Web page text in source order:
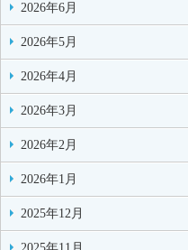
2026年6月
2026年5月
2026年4月
2026年3月
2026年2月
2026年1月
2025年12月